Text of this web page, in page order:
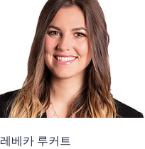
레베카 루커트